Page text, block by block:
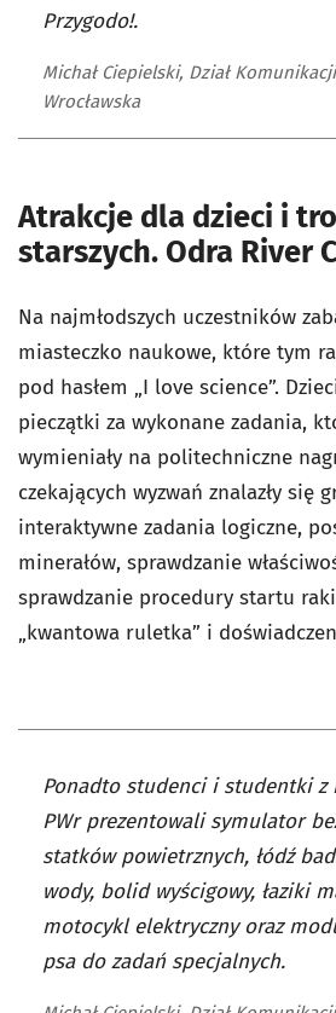
Przygodo!.
Michał Ciepielski, Dział
Wrocławska
Atrakcje dla dzieci i
starszych. Odra River
Na najmłodszych uczestników
miasteczko naukowe, które tym
pod hasłem „I love science”.
pieczątki za wykonane zadania,
wymieniały na politechniczne
czekających wyzwań znalazły się
interaktywne zadania logiczne,
minerałów, sprawdzanie
sprawdzanie procedury startu
„kwantowa ruletka” i
Ponadto studenci i studentki z
PWr prezentowali symulator
statków powietrznych, łódź
wody, bolid wyścigowy, łaziki
motocykl elektryczny oraz
psa do zadań specjalnych.